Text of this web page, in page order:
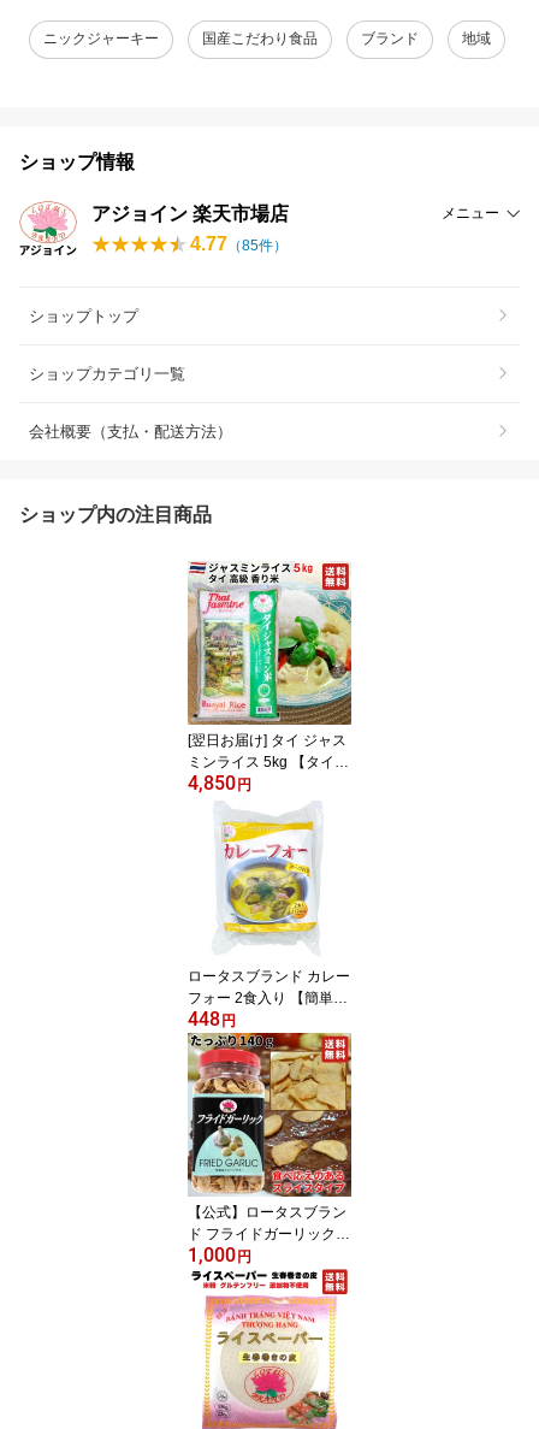
ニックジャーキー 国産こだわり食品 ブランド 地域
ショップ情報
アジョイン 楽天市場店 メニュー
4.77 （85件）
ショップトップ
ショップカテゴリ一覧
会社概要（支払・配送方法）
ショップ内の注目商品
[翌日お届け] タイ ジャス
ミンライス 5kg 【タイ料
理、チャーハン、カレ
ー、ガパオなどに】タイ
政府認証品 香り米 Jasmi
ne rice タイ ジャスミン
米 エスニック料理 ゴー
ルデンロータス
4,850円
ロータスブランド カレー
フォー 2食入り 【簡単！
本格的なカレーフォーが
ご家庭で味わえます。ラ
イスヌードル・スープ・
カレー粉のセット】
448円
【公式】ロータスブラン
ド フライドガーリック
スライスタイプ 140g (1
個) Fried Garlic Slice ス
テーキ パスタ サラダ ラ
ーメン カレー BBQ
1,000円